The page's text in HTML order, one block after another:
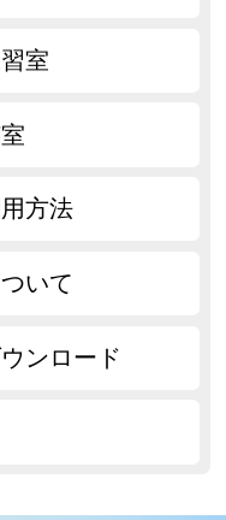
室
方法
いて
ンロード